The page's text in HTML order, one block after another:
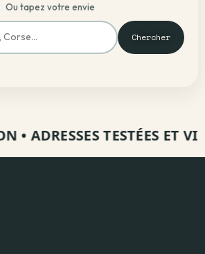
Ou tapez votre envie
Chercher
ADRESSES TESTÉES ET